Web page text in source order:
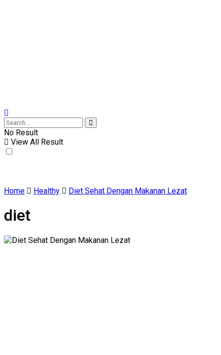
No Result
View All Result
Home Healthy Diet Sehat Dengan Makanan Lezat
diet